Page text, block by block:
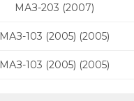
МАЗ-203 (2007)
МАЗ-103 (2005) (2005)
МАЗ-103 (2005) (2005)